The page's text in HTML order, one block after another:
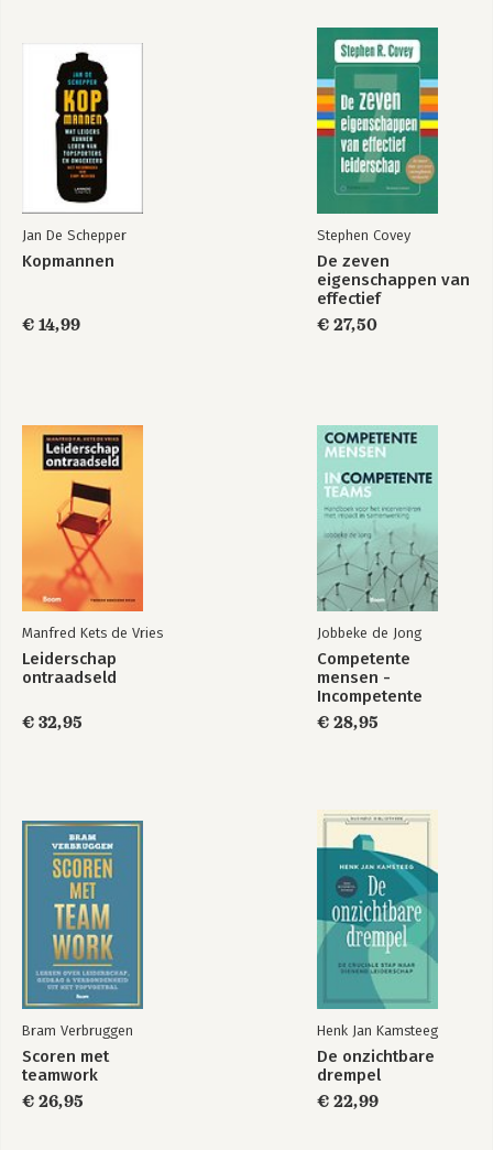
Kopmannen
Bekijk alle boeken
Jan De Schepper
Kopmannen
€ 14,99
Stephen Covey
De zeven
eigenschappen van
effectief
leiderschap
€ 27,50
Manfred Kets de Vries
Leiderschap
ontraadseld
€ 32,95
Jobbeke de Jong
Competente
mensen -
Incompetente
teams
€ 28,95
Bram Verbruggen
Scoren met
teamwork
€ 26,95
Henk Jan Kamsteeg
De onzichtbare
drempel
€ 22,99